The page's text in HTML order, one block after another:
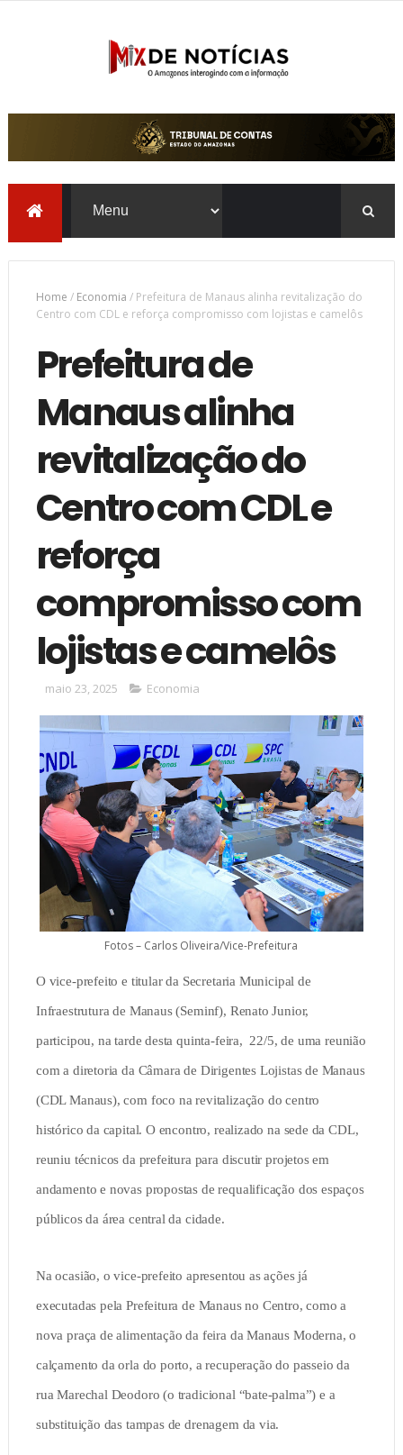
Home / Economia / Prefeitura de Manaus alinha revitalização do
Centro com CDL e reforça compromisso com lojistas e camelôs
Prefeitura de
Manaus alinha
revitalização do
Centro com CDL e
reforça
compromisso com
lojistas e camelôs
maio 23, 2025 Economia
Fotos – Carlos Oliveira/Vice-Prefeitura
O vice-prefeito e titular da Secretaria Municipal de
Infraestrutura de Manaus (Seminf), Renato Junior,
participou, na tarde desta quinta-feira, 22/5, de uma reunião
com a diretoria da Câmara de Dirigentes Lojistas de Manaus
(CDL Manaus), com foco na revitalização do centro
histórico da capital. O encontro, realizado na sede da CDL,
reuniu técnicos da prefeitura para discutir projetos em
andamento e novas propostas de requalificação dos espaços
públicos da área central da cidade.
Na ocasião, o vice-prefeito apresentou as ações já
executadas pela Prefeitura de Manaus no Centro, como a
nova praça de alimentação da feira da Manaus Moderna, o
calçamento da orla do porto, a recuperação do passeio da
rua Marechal Deodoro (o tradicional “bate-palma”) e a
substituição das tampas de drenagem da via.